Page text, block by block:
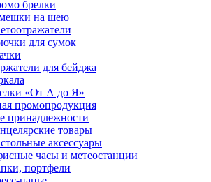
брелки
на шею
для сумок
для бейджа
«От А до Я»
промопродукция
принадлежности
товары
аксессуары
часы и метеостанции
портфели